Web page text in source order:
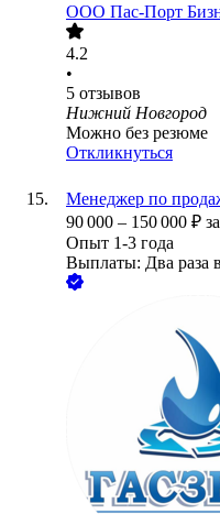
ООО Пас-Порт
4.2
•
5 отзывов
Нижний Новгород
Можно без резюме
Откликнуться
Менеджер по
90 000 – 150 000 ₽
Опыт 1-3 года
Выплаты: Два раза